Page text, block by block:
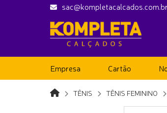
sac@kompletacalcados.com.br
Empresa Cartão
TÊNIS TÊNIS FEMININO